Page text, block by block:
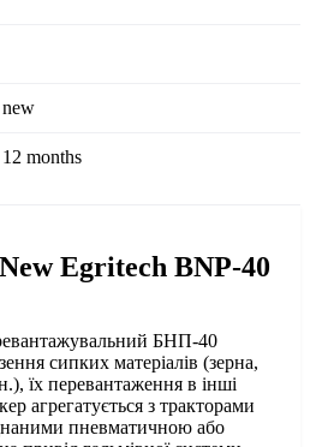
new
12 months
Egritech BNP-40
БНП-40
сипких матеріалів (зерна,
їх перевантаження в інші
агрегатується з тракторами
пневматичною або